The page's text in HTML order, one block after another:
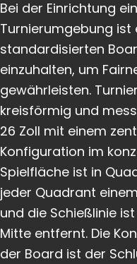
Bei der Einrichtung
Turnierumgebung ist
standardisierten
einzuhalten, um
gewährleisten.
kreisförmig und
26 Zoll mit einem
Konfiguration im
Spielfläche ist in
jeder Quadrant
und die Schießlinie
Mitte entfernt. Die
der Board ist der